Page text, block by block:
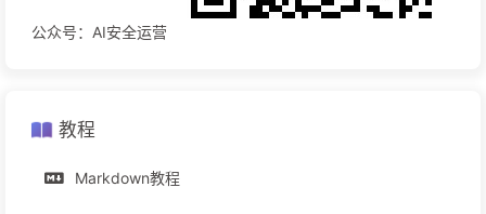
公众号：AI安全运营
教程
Markdown教程